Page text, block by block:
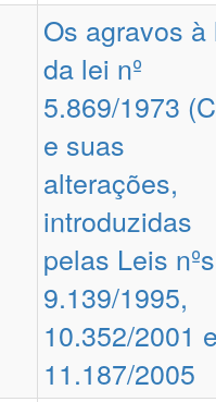
Os agravos à
da lei nº
5.869/1973
e suas
alterações,
introduzidas
pelas Leis nºs
9.139/1995,
10.352/2001
11.187/2005